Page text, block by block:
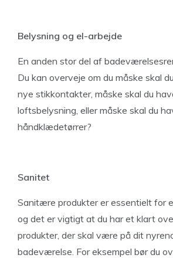
Belysning og el-arbejde
En anden stor del af
Du kan overveje om du måske skal
nye stikkontakter, måske skal du
loftsbelysning, eller måske skal du
håndklædetørrer?
Sanitet
Sanitære produkter er essentielt for
og det er vigtigt at du har et klart
produkter, der skal være på dit
badeværelse. For eksempel bør du